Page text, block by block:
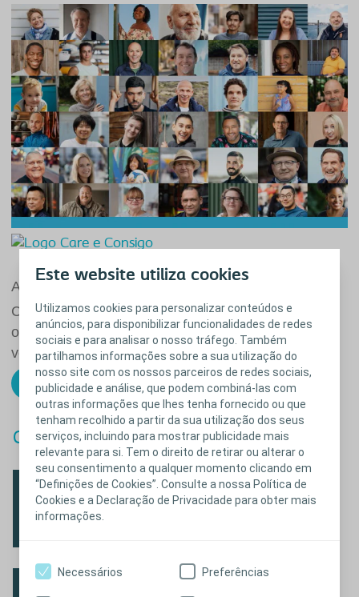
Este website utiliza cookies
Utilizamos cookies para personalizar conteúdos e
anúncios, para disponibilizar funcionalidades de redes
sociais e para analisar o nosso tráfego. Também
partilhamos informações sobre a sua utilização do
nosso site com os nossos parceiros de redes sociais,
publicidade e análise, que podem combiná-las com
outras informações que lhes tenha fornecido ou que
tenham recolhido a partir da sua utilização dos seus
serviços, incluindo para mostrar publicidade mais
relevante para si. Tem o direito de retirar ou alterar o
seu consentimento a qualquer momento clicando em
“Definições de Cookies”. Consulte a nossa Política de
Cookies e a Declaração de Privacidade para obter mais
informações.
Necessários Preferências
A Coloplast dispõe dos programas de apoio
Coloplast®Care, destinados a apoiar pessoas com
ostomia e utilizadores de algálias ou de sondas
vesicais intermitentes no seu dia a dia.
Saiba mais
Como viver com:
Ostomia
Continência